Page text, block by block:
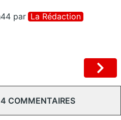
par La Rédaction
COMMENTAIRES